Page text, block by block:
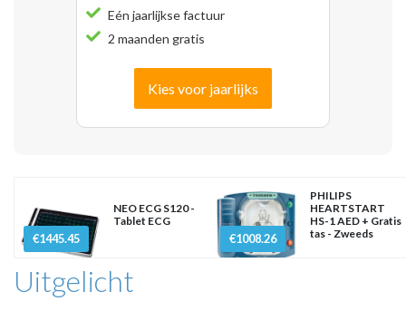
Eén jaarlijkse factuur
2 maanden gratis
Kies voor jaarlijks
€1445.45
NEO ECG S120 -
Tablet ECG
€1008.26
PHILIPS
HEARTSTART
HS-1 AED + Gratis
tas - Zweeds
Uitgelicht